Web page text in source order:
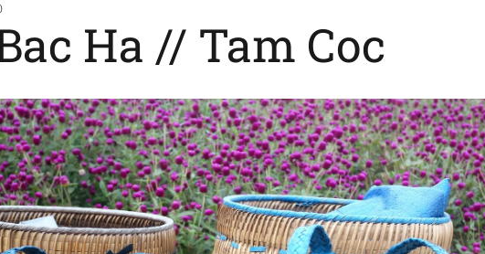
Ha // Tam Coc